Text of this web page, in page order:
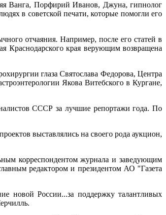
Ванга, Порфирий Иванов, Джуна, гипнолог
в советской печати, которые помогли его
отчаяния. Например, после его статей в
Краснодарского края верующим возвращена
глаза Святослава Федорова, Центра
Якова Витебского в Кургане,
СССР за лучшие репортажи года. По
выставлялись на своего рода аукцион,
корреспондентом журнала и заведующим
редактором и президентом АО "Газета
новой России...за поддержку талантливых